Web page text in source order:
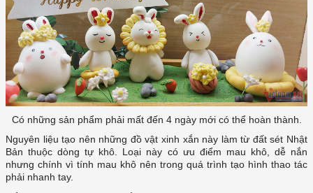
Có những sản phẩm phải mất đến 4 ngày mới có thể hoàn thành.
Nguyên liệu tạo nên những đồ vật xinh xắn này làm từ đất sét Nhật
Bản thuộc dòng tự khô. Loại này có ưu điểm mau khô, dễ nắn
nhưng chính vì tính mau khô nên trong quá trình tạo hình thao tác
phải nhanh tay.